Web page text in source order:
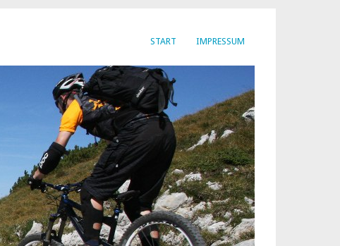
START IMPRESSUM